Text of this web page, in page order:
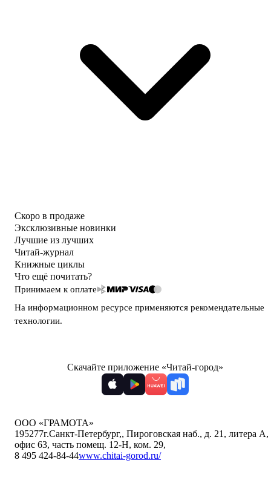
Скоро в продаже
Эксклюзивные новинки
Лучшие из лучших
Читай-журнал
Книжные циклы
Что ещё почитать?
Принимаем к оплате
На информационном ресурсе применяются рекомендательные
технологии.
Скачайте приложение «Читай-город»
ООО «ГРАМОТА»
195277г.Санкт-Петербург,, Пироговская наб., д. 21, литера А,
офис 63, часть помещ. 12-Н, ком. 29,
8 495 424-84-44www.chitai-gorod.ru/